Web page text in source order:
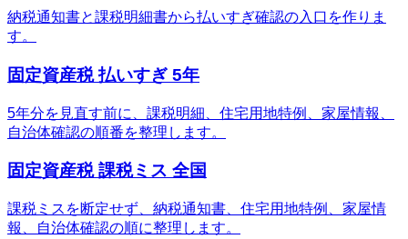
納税通知書と課税明細書から払いすぎ確認の入口を作りま
す。
固定資産税 払いすぎ 5年
5年分を見直す前に、課税明細、住宅用地特例、家屋情報、
自治体確認の順番を整理します。
固定資産税 課税ミス 全国
課税ミスを断定せず、納税通知書、住宅用地特例、家屋情
報、自治体確認の順に整理します。